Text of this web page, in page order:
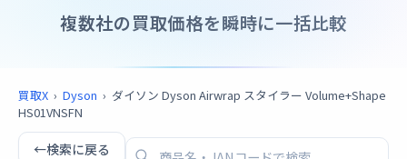
複数社の買取価格を瞬時に一括比較
買取X › Dyson › ダイソン Dyson Airwrap スタイラー Volume+Shape
HS01VNSFN
←検索に戻る